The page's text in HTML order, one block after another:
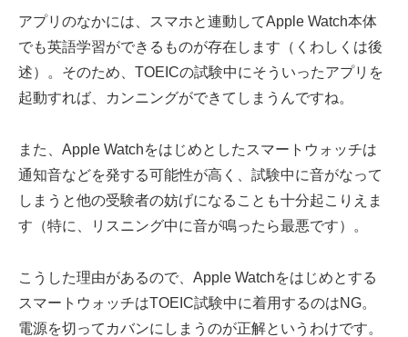
アプリのなかには、スマホと連動してApple Watch本体
でも英語学習ができるものが存在します（くわしくは後
述）。そのため、TOEICの試験中にそういったアプリを
起動すれば、カンニングができてしまうんですね。
また、Apple Watchをはじめとしたスマートウォッチは
通知音などを発する可能性が高く、試験中に音がなって
しまうと他の受験者の妨げになることも十分起こりえま
す（特に、リスニング中に音が鳴ったら最悪です）。
こうした理由があるので、Apple Watchをはじめとする
スマートウォッチはTOEIC試験中に着用するのはNG。
電源を切ってカバンにしまうのが正解というわけです。